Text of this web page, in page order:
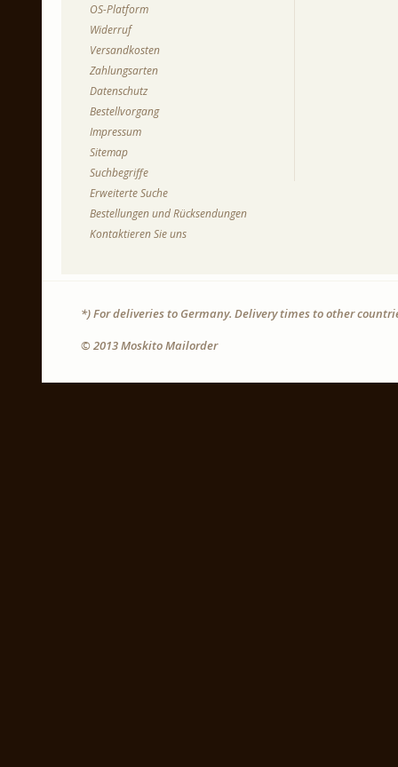
OS-Platform
Widerruf
Versandkosten
Zahlungsarten
Datenschutz
Bestellvorgang
Impressum
Sitemap
Suchbegriffe
Erweiterte Suche
Bestellungen und Rücksendungen
Kontaktieren Sie uns
*) For deliveries to Germany. Delivery times to other
© 2013 Moskito Mailorder